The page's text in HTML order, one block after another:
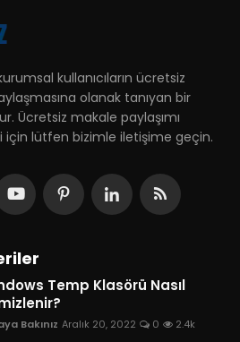
kullanıcıların ücretsiz
olanak tanıyan bir
Ücretsiz makale paylaşımı
için lütfen bizimle iletişime geçin.
Temp Klasörü Nasıl
Bakınız Aralık 20, 2022 0 2.4k